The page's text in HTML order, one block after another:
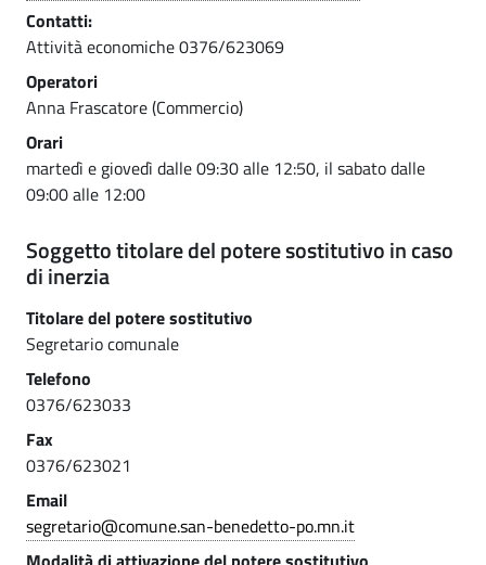
Contatti:
Attività economiche 0376/623069
Operatori
Anna Frascatore (Commercio)
Orari
martedì e giovedì dalle 09:30 alle 12:50, il sabato dalle
09:00 alle 12:00
Soggetto titolare del potere sostitutivo in caso
di inerzia
Titolare del potere sostitutivo
Segretario comunale
Telefono
0376/623033
Fax
0376/623021
Email
segretario@comune.san-benedetto-po.mn.it